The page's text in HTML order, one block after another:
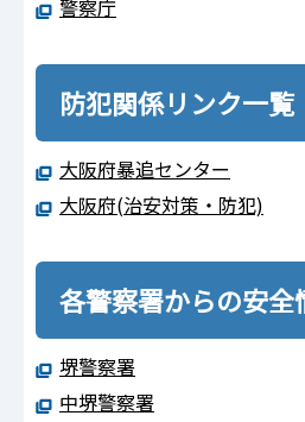
警察庁
防犯関係リンク一覧
大阪府暴追センター
大阪府(治安対策・防犯)
各警察署からの安全
堺警察署
中堺警察署